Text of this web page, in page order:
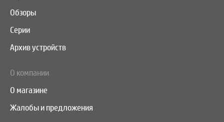
Обзоры
Серии
Архив устройств
О компании
О магазине
Жалобы и предложения